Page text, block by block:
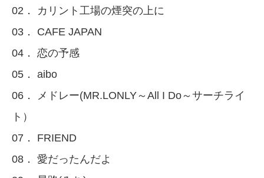
02． カリント工場の煙突の上に
03． CAFE JAPAN
04． 恋の予感
05． aibo
06． メドレー(MR.LONLY～All I Do～サーチライ
ト）
07． FRIEND
08． 愛だったんだよ